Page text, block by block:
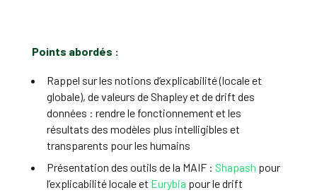
Points abordés :
Rappel sur les notions d’explicabilité (locale et
globale), de valeurs de Shapley et de drift des
données : rendre le fonctionnement et les
résultats des modèles plus intelligibles et
transparents pour les humains
Présentation des outils de la MAIF : Shapash pour
l’explicabilité locale et Eurybia pour le drift